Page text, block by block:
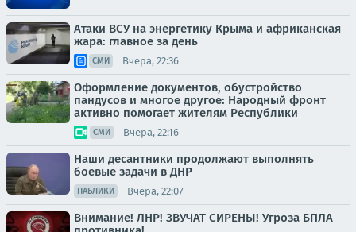
Атаки ВСУ на энергетику Крыма и африканская
жара: главное за день
СМИ Вчера, 22:36
Оформление документов, обустройство
пандусов и многое другое: Народный фронт
активно помогает жителям Республики
СМИ Вчера, 22:16
Наши десантники продолжают выполнять
боевые задачи в ДНР
ПАБЛИКИ Вчера, 22:07
Внимание! ЛНР! ЗВУЧАТ СИРЕНЫ! Угроза БПЛА